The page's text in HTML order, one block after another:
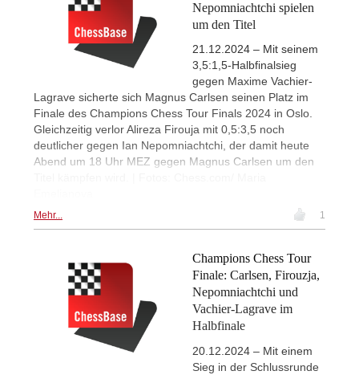
Nepomniachtchi spielen
um den Titel
21.12.2024 – Mit seinem
3,5:1,5-Halbfinalsieg
gegen Maxime Vachier-
Lagrave sicherte sich Magnus Carlsen seinen Platz im
Finale des Champions Chess Tour Finals 2024 in Oslo.
Gleichzeitig verlor Alireza Firouja mit 0,5:3,5 noch
deutlicher gegen Ian Nepomniachtchi, der damit heute
Abend um 18 Uhr MEZ gegen Magnus Carlsen um den
Mehr... 1
Champions Chess Tour
Finale: Carlsen, Firouzja,
Nepomniachtchi und
Vachier-Lagrave im
Halbfinale
20.12.2024 – Mit einem
Sieg in der Schlussrunde